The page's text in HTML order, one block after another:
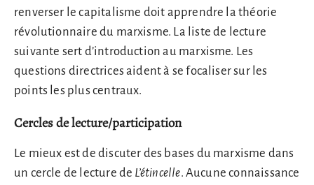
renverser le capitalisme doit apprendre la théorie
révolutionnaire du marxisme. La liste de lecture
suivante sert d’introduction au marxisme. Les
questions directrices aident à se focaliser sur les
points les plus centraux.
Cercles de lecture/participation
Le mieux est de discuter des bases du marxisme dans
un cercle de lecture de L’étincelle. Aucune connaissance